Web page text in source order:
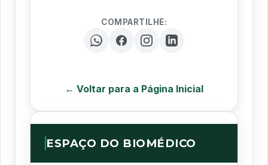
COMPARTILHE:
← Voltar para a Página Inicial
ESPAÇO DO BIOMÉDICO